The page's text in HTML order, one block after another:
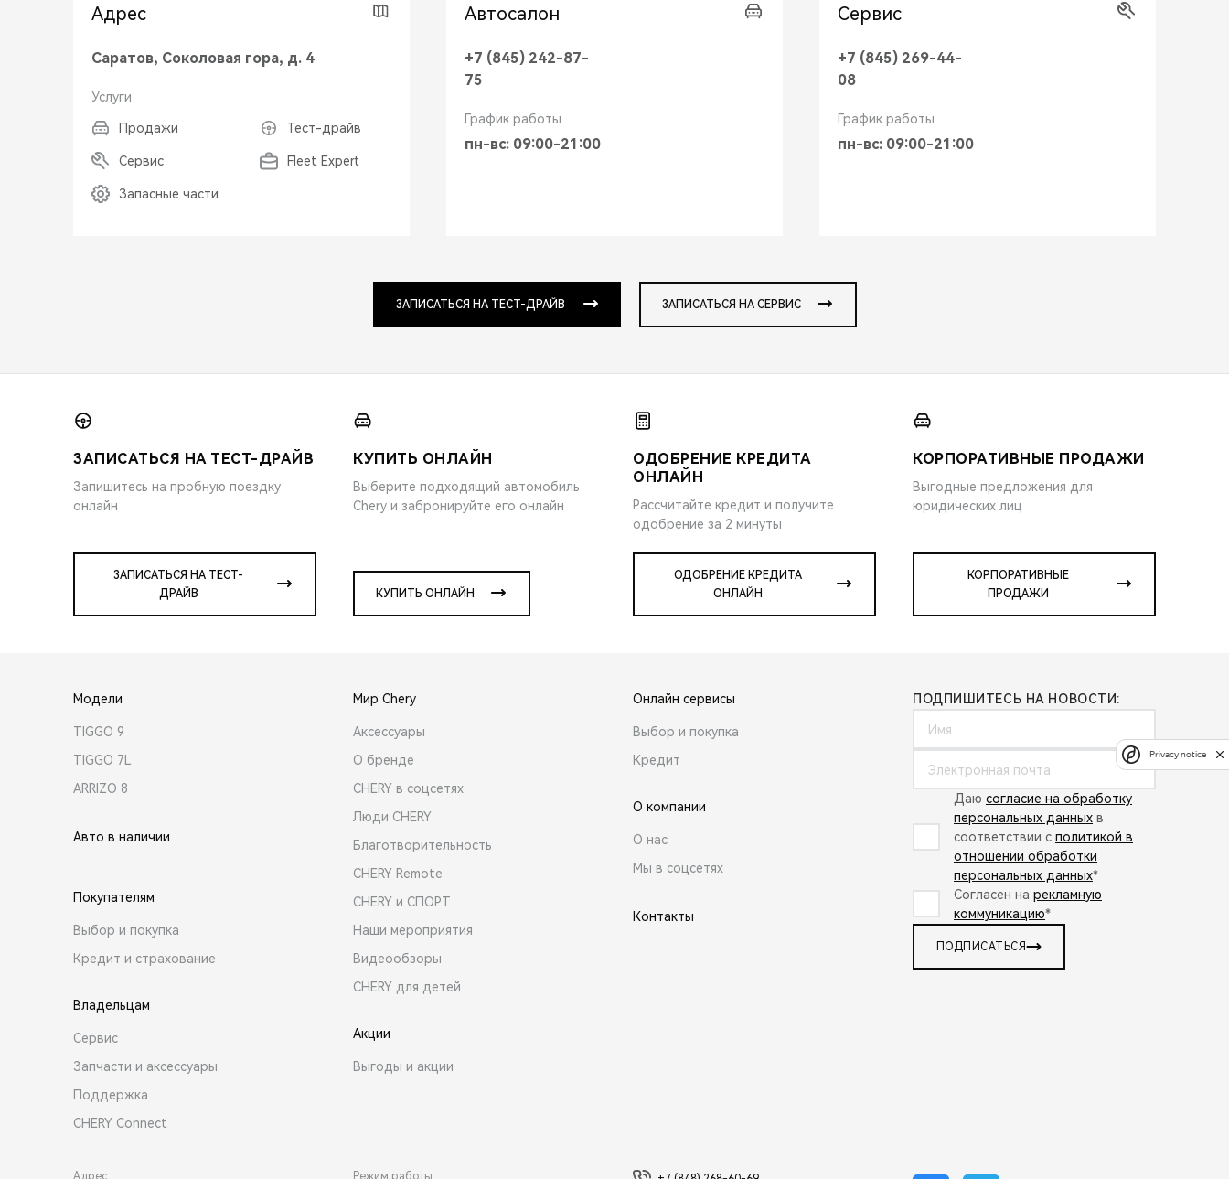
Адрес
Саратов, Соколовая гора, д. 4
Услуги
Продажи
Сервис
Запасные части
Тест-драйв
Fleet Expert
Автосалон
+7 (845) 242-87-
75
График работы
пн-вс: 09:00-21:00
Сервис
+7 (845) 269-44-
08
График работы
пн-вс: 09:00-21:00
ЗАПИСАТЬСЯ НА ТЕСТ-ДРАЙВ ЗАПИСАТЬСЯ НА СЕРВИС
ЗАПИСАТЬСЯ НА ТЕСТ-ДРАЙВ
Запишитесь на пробную поездку
онлайн
ЗАПИСАТЬСЯ НА ТЕСТ-
ДРАЙВ
КУПИТЬ ОНЛАЙН
Выберите подходящий автомобиль
Chery и забронируйте его онлайн
КУПИТЬ ОНЛАЙН
ОДОБРЕНИЕ КРЕДИТА
ОНЛАЙН
Рассчитайте кредит и получите
одобрение за 2 минуты
ОДОБРЕНИЕ КРЕДИТА
ОНЛАЙН
КОРПОРАТИВНЫЕ ПРОДАЖИ
Выгодные предложения для
юридических лиц
КОРПОРАТИВНЫЕ
ПРОДАЖИ
Модели
TIGGO 9
TIGGO 7L
ARRIZO 8
Авто в наличии
Покупателям
Выбор и покупка
Кредит и страхование
Владельцам
Сервис
Запчасти и аксессуары
Поддержка
CHERY Connect
Мир Chery
Аксессуары
О бренде
CHERY в соцсетях
Люди CHERY
Благотворительность
CHERY Remote
CHERY и СПОРТ
Наши мероприятия
Видеообзоры
CHERY для детей
Акции
Выгоды и акции
Онлайн сервисы
Выбор и покупка
Кредит
О компании
О нас
Мы в соцсетях
Контакты
ПОДПИШИТЕСЬ НА НОВОСТИ:
Даю согласие на обработку
персональных данных в
соответствии с политикой в
отношении обработки
персональных данных*
Согласен на рекламную
коммуникацию*
ПОДПИСАТЬСЯ
Адрес: Режим работы:
Privacy notice